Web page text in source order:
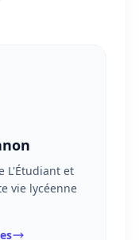
L'Étudiant et
vie lycéenne